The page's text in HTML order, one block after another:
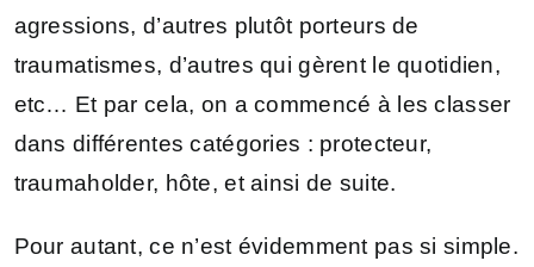
agressions, d’autres plutôt porteurs de
traumatismes, d’autres qui gèrent le quotidien,
etc… Et par cela, on a commencé à les classer
dans différentes catégories : protecteur,
traumaholder, hôte, et ainsi de suite.
Pour autant, ce n’est évidemment pas si simple.